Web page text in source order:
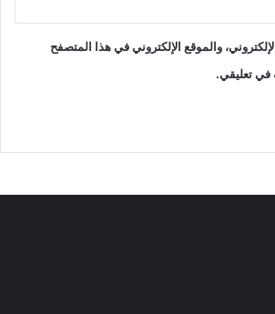
والموقع الإلكتروني في هذا المتصفح
في تعليقي.